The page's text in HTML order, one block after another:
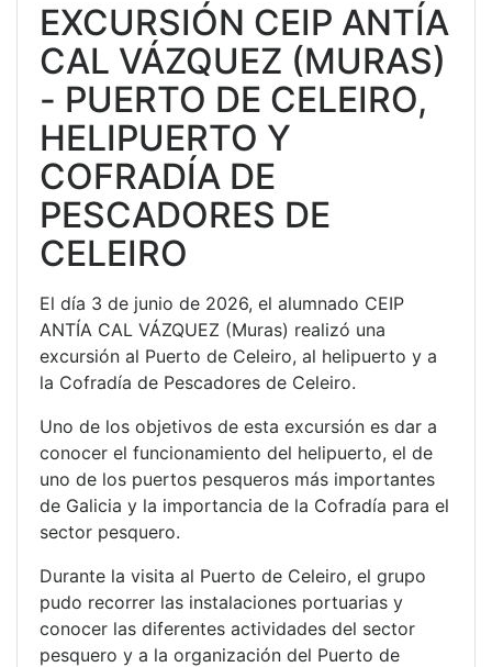
EXCURSIÓN CEIP ANTÍA
CAL VÁZQUEZ (MURAS)
- PUERTO DE CELEIRO,
HELIPUERTO Y
COFRADÍA DE
PESCADORES DE
CELEIRO
El día 3 de junio de 2026, el alumnado CEIP
ANTÍA CAL VÁZQUEZ (Muras) realizó una
excursión al Puerto de Celeiro, al helipuerto y a
la Cofradía de Pescadores de Celeiro.
Uno de los objetivos de esta excursión es dar a
conocer el funcionamiento del helipuerto, el de
uno de los puertos pesqueros más importantes
de Galicia y la importancia de la Cofradía para el
sector pesquero.
Durante la visita al Puerto de Celeiro, el grupo
pudo recorrer las instalaciones portuarias y
conocer las diferentes actividades del sector
pesquero y a la organización del Puerto de